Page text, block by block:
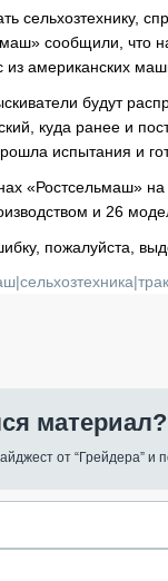
сельхозтехнику,
сообщили, что
из американских
будут
куда ранее и
испытания и
«Ростсельмаш» на
и 26
пожалуйста,
|сельхозтехника|
материал?
от “Грейдера” и